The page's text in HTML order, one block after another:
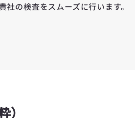
社の検査をスムーズに行います。
）